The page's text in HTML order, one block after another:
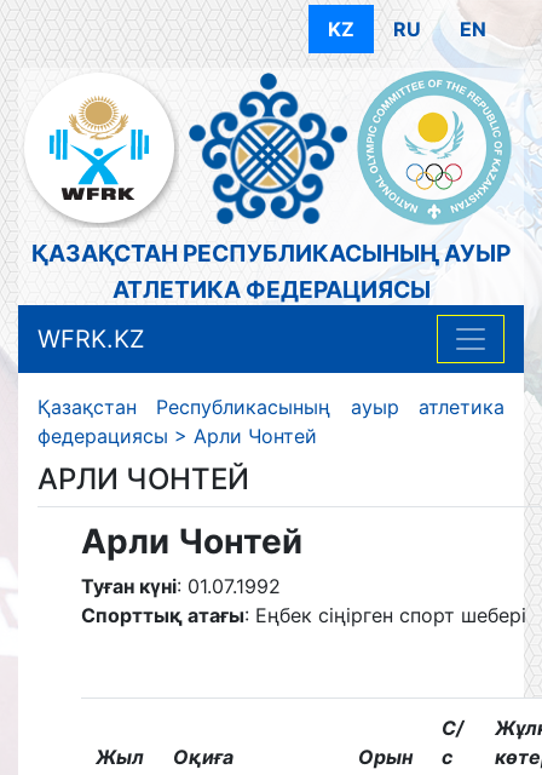
KZ RU EN
ҚАЗАҚСТАН РЕСПУБЛИКАСЫНЫҢ АУЫР
АТЛЕТИКА ФЕДЕРАЦИЯСЫ
WFRK.KZ
Қазақстан Республикасының ауыр атлетика
федерациясы > Арли Чонтей
АРЛИ ЧОНТЕЙ
Арли Чонтей
Туған күні: 01.07.1992
Спорттық атағы: Еңбек сіңірген спорт шебері
Жыл Оқиға Орын
С/
с